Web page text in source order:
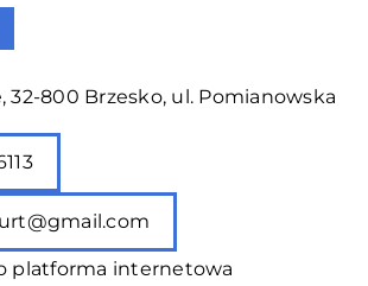
32-800 Brzesko, ul. Pomianowska
platforma internetowa